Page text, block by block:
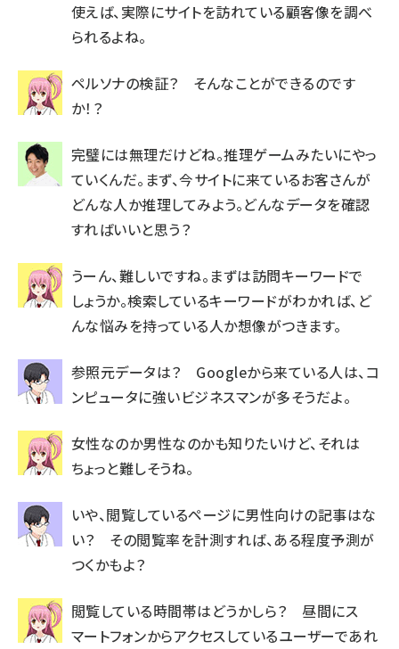
使えば、実際にサイトを訪れている顧客像を調べ
られるよね。
ペルソナの検証？ そんなことができるのです
か！？
完璧には無理だけどね。推理ゲームみたいにやっ
ていくんだ。まず、今サイトに来ているお客さんが
どんな人か推理してみよう。どんなデータを確認
すればいいと思う？
うーん、難しいですね。まずは訪問キーワードで
しょうか。検索しているキーワードがわかれば、ど
んな悩みを持っている人か想像がつきます。
参照元データは？ Googleから来ている人は、コ
ンピュータに強いビジネスマンが多そうだよ。
女性なのか男性なのかも知りたいけど、それは
ちょっと難しそうね。
いや、閲覧しているページに男性向けの記事はな
い？ その閲覧率を計測すれば、ある程度予測が
つくかもよ？
閲覧している時間帯はどうかしら？ 昼間にス
マートフォンからアクセスしているユーザーであれ